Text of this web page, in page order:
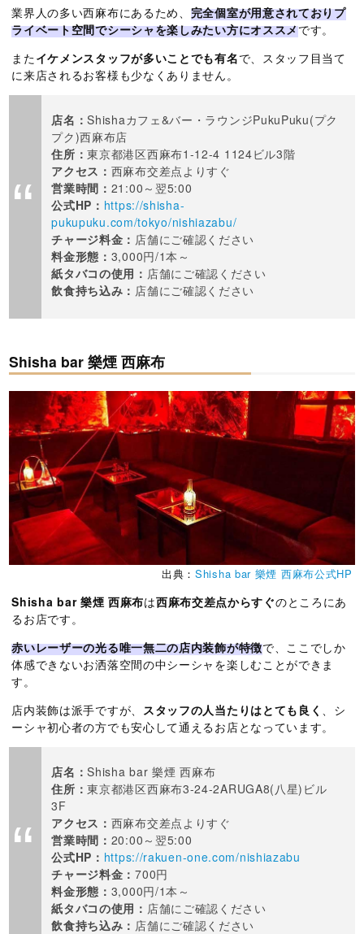
業界人の多い西麻布にあるため、 完全個室が用意されておりプ
ライベート空間でシーシャを楽しみたい方にオススメです。
またイケメンスタッフが多いことでも有名で、スタッフ目当て
に来店されるお客様も少なくありません。
店名：Shishaカフェ&バー・ラウンジPukuPuku(プク
プク)西麻布店
住所：東京都港区西麻布1-12-4 1124ビル3階
アクセス： 西麻布交差点よりすぐ
営業時間： 21:00～翌5:00
公式HP： https://shisha-
pukupuku.com/tokyo/nishiazabu/
チャージ料金： 店舗にご確認ください
料金形態： 3,000円/1本～
紙タバコの使用： 店舗にご確認ください
飲食持ち込み： 店舗にご確認ください
Shisha bar 樂煙 西麻布
出典：Shisha bar 樂煙 西麻布公式HP
Shisha bar 樂煙 西麻布は西麻布交差点からすぐのところにあ
るお店です。
赤いレーザーの光る唯一無二の店内装飾が特徴で、ここでしか
体感できないお洒落空間の中シーシャを楽しむことができま
す。
店内装飾は派手ですが、
スタッフの人当たりはとても良く
、シ
ーシャ初心者の方でも安心して通えるお店となっています。
店名：Shisha bar 樂煙 西麻布
住所：東京都港区西麻布3-24-2ARUGA8(八星)ビル
3F
アクセス： 西麻布交差点よりすぐ
営業時間： 20:00～翌5:00
公式HP： https://rakuen-one.com/nishiazabu
チャージ料金：700円
料金形態： 3,000円/1本～
紙タバコの使用： 店舗にご確認ください
飲食持ち込み： 店舗にご確認ください